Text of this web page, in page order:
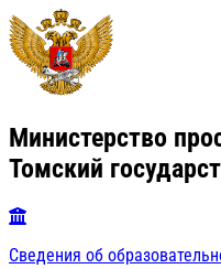
Министерство
Томский
Сведения об